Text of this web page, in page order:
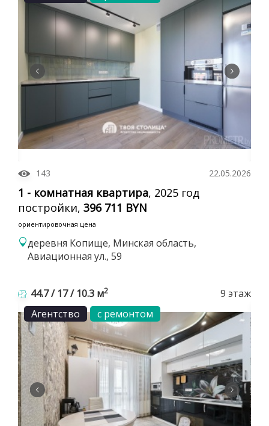
143 22.05.2026
1 - комнатная квартира, 2025 год
постройки, 396 711 BYN
ориентировочная цена
деревня Копище, Минская область,
Авиационная ул., 59
44.7 / 17 / 10.3 м2
9 этаж
Агентство
с ремонтом